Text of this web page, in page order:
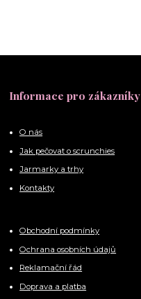
Informace pro zákazníky
O nás
Jak pečovat o scrunchies
Jarmarky a trhy
Kontakty
Obchodní podmínky
Ochrana osobních údajů
Reklamační řád
Doprava a platba